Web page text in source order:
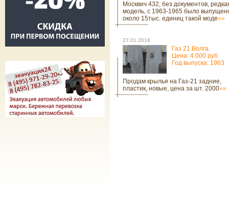
Москвич 432, без документов,
модель, с 1963-1965 было
около 15тыс. единиц такой моде»»
27.01.2018
Газ 21 Волга.
Цена: 4 000 руб.
Год выпуска: 1963
Продам крылья на Газ-21 задние,
пластик, новые, цена за шт. 2000»»